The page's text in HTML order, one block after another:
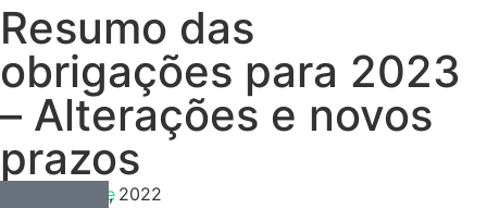
Resumo das
obrigações para 2023
– Alterações e novos
prazos
Contabilidade
Dezembro 21, 2022